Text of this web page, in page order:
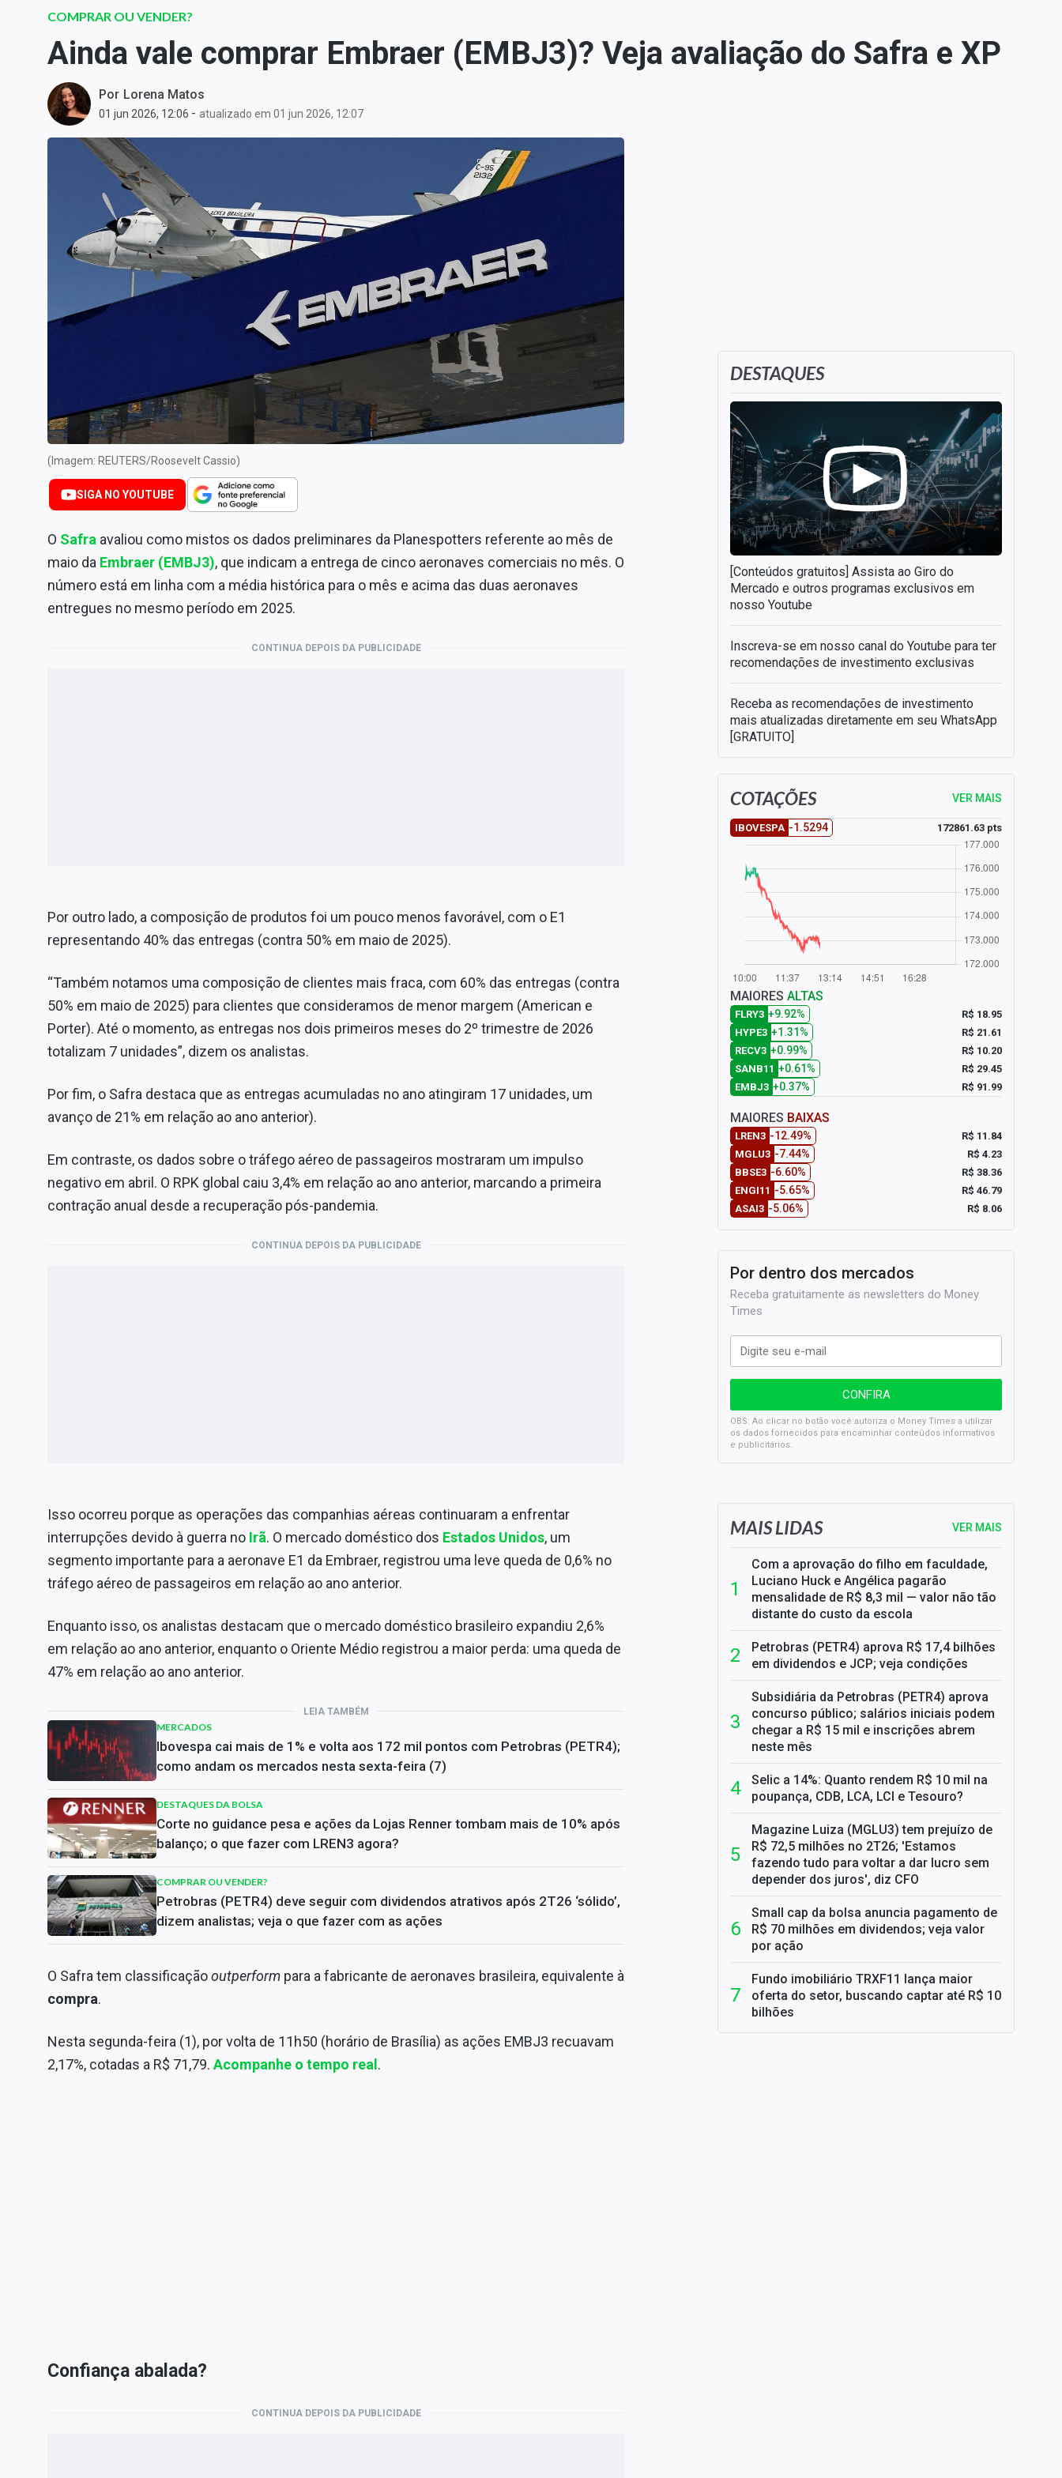
Carteiras Recomendadas
Central de Dividendos
Central de Fundos
Imobiliários
Central dos IPOs
Renda Fixa
Finanças Pessoais
Tecnologia
Expediente
COMPRAR OU VENDER?
Ainda vale comprar Embraer (EMBJ3)? Veja avaliação do Safra e XP
Por Lorena Matos
01 jun 2026, 12:06 - atualizado em 01 jun 2026, 12:07
(Imagem: REUTERS/Roosevelt Cassio)
SIGA NO YOUTUBE
O Safra avaliou como mistos os dados preliminares da Planespotters referente ao mês de
maio da Embraer (EMBJ3), que indicam a entrega de cinco aeronaves comerciais no mês. O
número está em linha com a média histórica para o mês e acima das duas aeronaves
entregues no mesmo período em 2025.
CONTINUA DEPOIS DA PUBLICIDADE
Por outro lado, a composição de produtos foi um pouco menos favorável, com o E1
representando 40% das entregas (contra 50% em maio de 2025).
“Também notamos uma composição de clientes mais fraca, com 60% das entregas (contra
50% em maio de 2025) para clientes que consideramos de menor margem (American e
Porter). Até o momento, as entregas nos dois primeiros meses do 2º trimestre de 2026
totalizam 7 unidades”, dizem os analistas.
Por fim, o Safra destaca que as entregas acumuladas no ano atingiram 17 unidades, um
avanço de 21% em relação ao ano anterior).
Em contraste, os dados sobre o tráfego aéreo de passageiros mostraram um impulso
negativo em abril. O RPK global caiu 3,4% em relação ao ano anterior, marcando a primeira
contração anual desde a recuperação pós-pandemia.
CONTINUA DEPOIS DA PUBLICIDADE
Isso ocorreu porque as operações das companhias aéreas continuaram a enfrentar
interrupções devido à guerra no Irã. O mercado doméstico dos Estados Unidos, um
segmento importante para a aeronave E1 da Embraer, registrou uma leve queda de 0,6% no
tráfego aéreo de passageiros em relação ao ano anterior.
Enquanto isso, os analistas destacam que o mercado doméstico brasileiro expandiu 2,6%
em relação ao ano anterior, enquanto o Oriente Médio registrou a maior perda: uma queda de
47% em relação ao ano anterior.
LEIA TAMBÉM
MERCADOS
Ibovespa cai mais de 1% e volta aos 172 mil pontos com Petrobras (PETR4);
como andam os mercados nesta sexta-feira (7)
DESTAQUES DA BOLSA
Corte no guidance pesa e ações da Lojas Renner tombam mais de 10% após
balanço; o que fazer com LREN3 agora?
COMPRAR OU VENDER?
Petrobras (PETR4) deve seguir com dividendos atrativos após 2T26 ‘sólido’,
dizem analistas; veja o que fazer com as ações
O Safra tem classificaçãooutperform para a fabricante de aeronaves brasileira, equivalente à
compra.
Nesta segunda-feira (1), por volta de 11h50 (horário de Brasília) as ações EMBJ3 recuavam
2,17%, cotadas a R$ 71,79. Acompanhe o tempo real.
Confiança abalada?
CONTINUA DEPOIS DA PUBLICIDADE
DESTAQUES
[Conteúdos gratuitos] Assista ao Giro do
Mercado e outros programas exclusivos em
nosso Youtube
Inscreva-se em nosso canal do Youtube para ter
recomendações de investimento exclusivas
Receba as recomendações de investimento
mais atualizadas diretamente em seu WhatsApp
[GRATUITO]
COTAÇÕES VER MAIS
IBOVESPA -1.5294 172861.63 pts
MAIORES ALTAS
FLRY3 +9.92%
R$ 18.95
HYPE3 +1.31%
R$ 21.61
RECV3 +0.99%
R$ 10.20
SANB11 +0.61%
R$ 29.45
EMBJ3 +0.37% R$ 91.99
MAIORES BAIXAS
LREN3 -12.49%
R$ 11.84
MGLU3 -7.44%
R$ 4.23
BBSE3 -6.60%
R$ 38.36
ENGI11 -5.65%
R$ 46.79
ASAI3 -5.06% R$ 8.06
Por dentro dos mercados
Receba gratuitamente as newsletters do Money
Times
OBS: Ao clicar no botão você autoriza o Money Times a utilizar
os dados fornecidos para encaminhar conteúdos informativos
e publicitários.
SELIC em 14%: A repercussão da decisão sobre os JUROS
MAIS LIDAS VER MAIS
Com a aprovação do filho em faculdade,
Luciano Huck e Angélica pagarão
mensalidade de R$ 8,3 mil — valor não tão
distante do custo da escola
Petrobras (PETR4) aprova R$ 17,4 bilhões
em dividendos e JCP; veja condições
Subsidiária da Petrobras (PETR4) aprova
concurso público; salários iniciais podem
chegar a R$ 15 mil e inscrições abrem
neste mês
Selic a 14%: Quanto rendem R$ 10 mil na
poupança, CDB, LCA, LCI e Tesouro?
Magazine Luiza (MGLU3) tem prejuízo de
R$ 72,5 milhões no 2T26; 'Estamos
fazendo tudo para voltar a dar lucro sem
depender dos juros', diz CFO
Small cap da bolsa anuncia pagamento de
R$ 70 milhões em dividendos; veja valor
por ação
Fundo imobiliário TRXF11 lança maior
oferta do setor, buscando captar até R$ 10
bilhões